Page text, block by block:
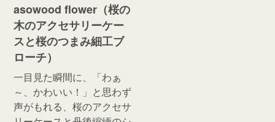
asowood flower（桜の
木のアクセサリーケー
スと桜のつまみ細工ブ
ローチ）
一目見た瞬間に、「わぁ
～、かわいい！」と思わず
声がもれる、桜のアクセサ